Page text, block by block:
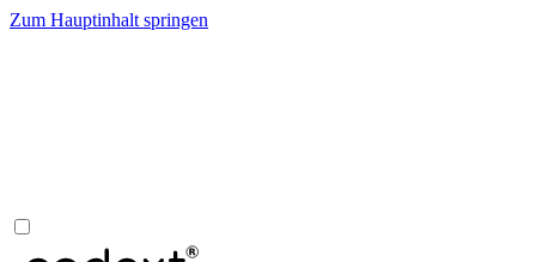
Zum Hauptinhalt springen